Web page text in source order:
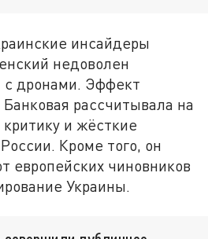
инсайдеры
недоволен
с дронами. Эффект
рассчитывала на
и жёсткие
Кроме того, он
европейских чиновников
Украины.